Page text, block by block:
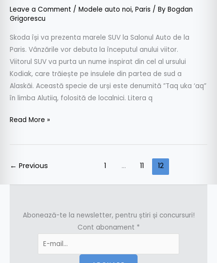
Leave a Comment / Modele auto noi, Paris / By Bogdan
Grigorescu
Skoda își va prezenta marele SUV la Salonul Auto de la
Paris. Vânzările vor debuta la începutul anului viitor.
Viitorul SUV va purta un nume inspirat din cel al ursului
Kodiak, care trăiește pe insulele din partea de sud a
Alaskăi. Această specie de urși este denumită ”Taq uka ‘aq”
în limba Alutiiq, folosită de localnici. Litera q
Read More »
← Previous 1 … 11 12
Abonează-te la newsletter, pentru știri și concursuri!
Cont abonament *